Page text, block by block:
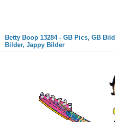
Betty Boop 13284 - GB Pics, GB
Bilder, Jappy Bilder